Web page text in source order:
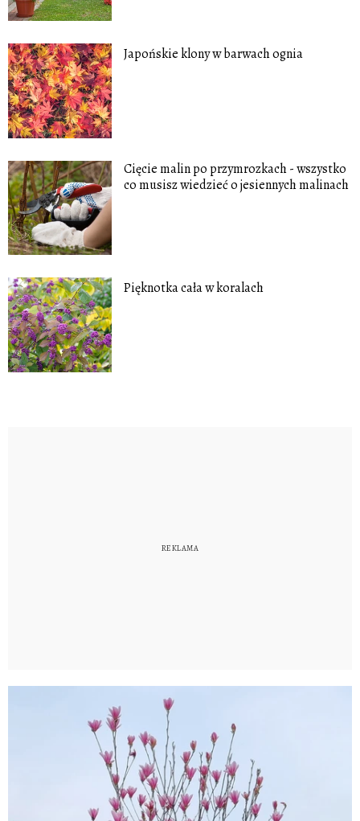
Japońskie klony w barwach ognia
Cięcie malin po przymrozkach - wszystko
co musisz wiedzieć o jesiennych malinach
Pięknotka cała w koralach